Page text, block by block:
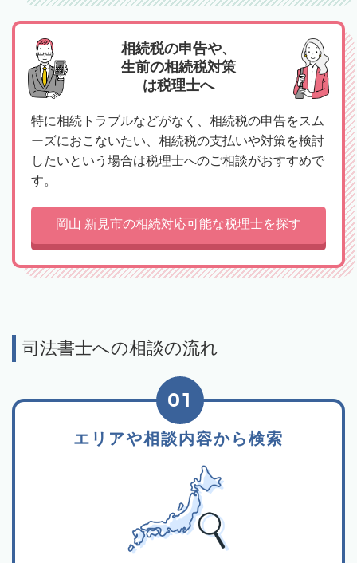
相続税の申告や、
生前の相続税対策
は税理士へ
特に相続トラブルなどがなく、相続税の申告をスム
ーズにおこないたい、相続税の支払いや対策を検討
したいという場合は税理士へのご相談がおすすめで
す。
岡山 新見市の相続対応可能な税理士を探す
司法書士への相談の流れ
エリアや相談内容から検索
01